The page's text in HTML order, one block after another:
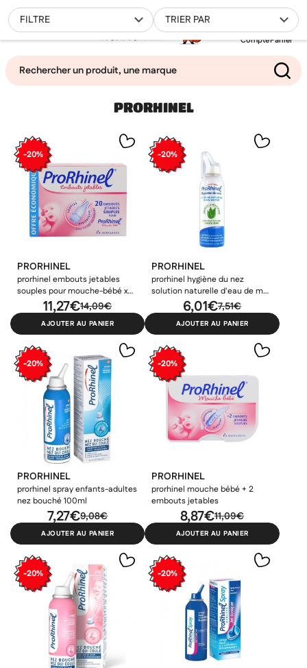
Compte
0
Panier
Filtrer
TRIER PAR
FILTRE
PRORHINEL
-20%
PRORHINEL
prorhinel embouts jetables
souples pour mouche-bébé x
14,09€
11,27€
AJOUTER AU PANIER
-20%
PRORHINEL
prorhinel hygiène du nez
solution naturelle d'eau de mer
spray 100 ml
7,51€
6,01€
AJOUTER AU PANIER
-20%
PRORHINEL
prorhinel spray enfants-adultes
nez bouché 100ml
9,08€
7,27€
AJOUTER AU PANIER
-20%
PRORHINEL
prorhinel mouche bébé + 2
embouts jetables
11,09€
8,87€
AJOUTER AU PANIER
-20% -20%